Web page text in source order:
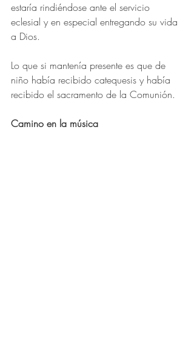
estaría rindiéndose ante el servicio
eclesial y en especial entregando su vida
a Dios.
Lo que si mantenía presente es que de
niño había recibido catequesis y había
recibido el sacramento de la Comunión.
Camino en la música